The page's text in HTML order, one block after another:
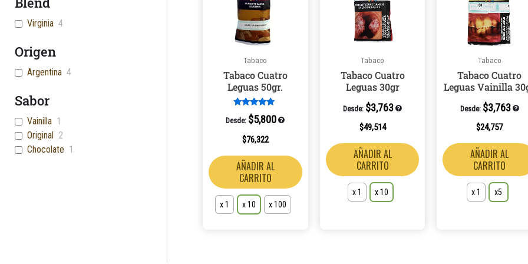
Virginia 4
Origen
Argentina 4
Sabor
Vainilla 1
Original 2
Chocolate 1
Tabaco
Tabaco Cuatro
Leguas 50gr.
Valorado en
5.00
Desde: $5,800
$76,322
AÑADIR AL
CARRITO
producto
x 1 x 10 x 100
Tabaco
Tabaco Cuatro
Leguas 30gr
Desde: $3,763
$49,514
AÑADIR AL
CARRITO
de
producto
x 1 x 10
Tabaco
Tabaco Cuatro
Leguas Vainilla
Desde: $3,763
$24,757
AÑADIR AL
CARRITO
x 1 x5